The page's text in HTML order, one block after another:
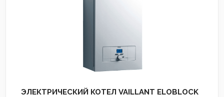
ЭЛЕКТРИЧЕСКИЙ КОТЕЛ VAILLANT ELOBLOCK